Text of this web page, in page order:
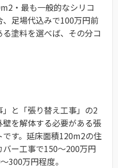
・最も一般的なシリコ
足場代込みで100万円前
塗料を選べば、その分コ
と「張り替え工事」の2
を解体する必要がある張
す。延床面積120m2の住
ー工事で150〜200万円
300万円程度。